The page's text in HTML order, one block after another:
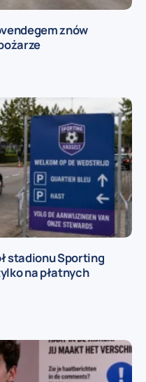
znów
stadionu Sporting
na płatnych